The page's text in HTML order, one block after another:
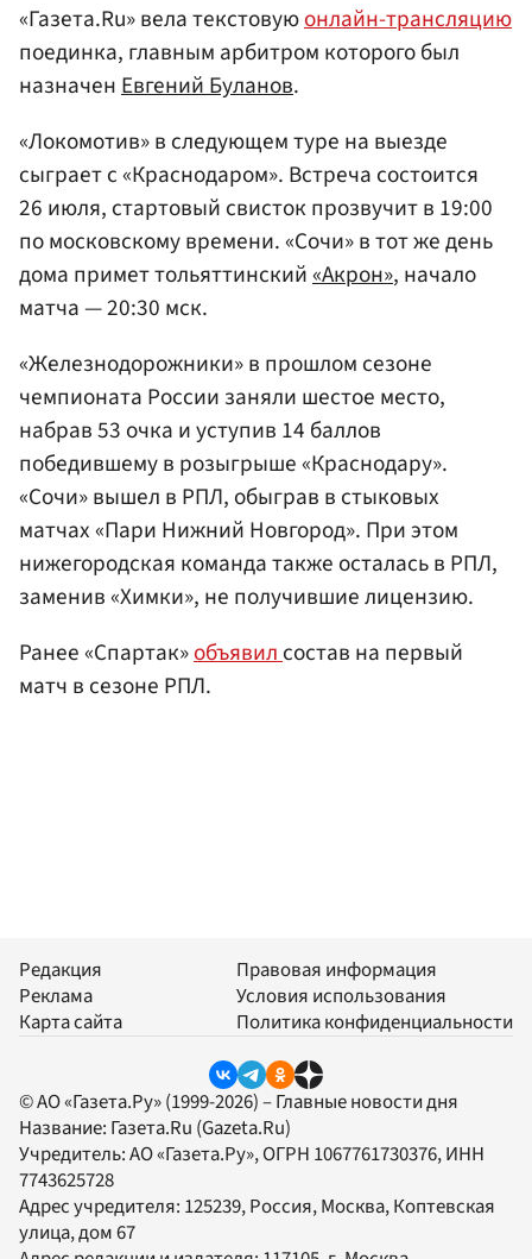
«Газета.Ru» вела текстовуюонлайн-трансляцию
поединка, главным арбитром которого был
назначен Евгений Буланов.
«Локомотив» в следующем туре на выезде
сыграет с «Краснодаром». Встреча состоится
26 июля, стартовый свисток прозвучит в 19:00
по московскому времени. «Сочи» в тот же день
дома примет тольяттинский«Акрон», начало
матча — 20:30 мск.
«Железнодорожники» в прошлом сезоне
чемпионата России заняли шестое место,
набрав 53 очка и уступив 14 баллов
победившему в розыгрыше «Краснодару».
«Сочи» вышел в РПЛ, обыграв в стыковых
матчах «Пари Нижний Новгород». При этом
нижегородская команда также осталась в РПЛ,
заменив «Химки», не получившие лицензию.
Ранее «Спартак»объявилсостав на первый
матч в сезоне РПЛ.
Редакция
Реклама
Карта сайта
Правовая информация
Условия использования
Политика конфиденциальности
© АО «Газета.Ру» (1999-2026) – Главные новости дня
Название: Газета.Ru (Gazeta.Ru)
Учредитель:АО «Газета.Ру», ОГРН 1067761730376, ИНН
7743625728
Адрес учредителя: 125239, Россия, Москва, Коптевская
улица, дом 67